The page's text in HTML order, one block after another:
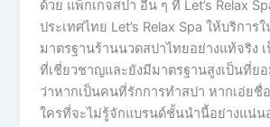
ด้วย แพ็กเกจสปา อื่น ๆ ที่ Let’s Relax
ประเทศไทย Let’s Relax Spa ให้บริการ
มาตรฐานร้านนวดสปาไทยอย่างแท้จริง
ที่เชี่ยวชาญและยังมีมาตรฐานสูงเป็นที่ย
ว่าหากเป็นคนที่รักการทำสปา หากเอ่ยชื่
ใครที่จะไม่รู้จักแบรนด์ชั้นนำนี้อย่างแน่